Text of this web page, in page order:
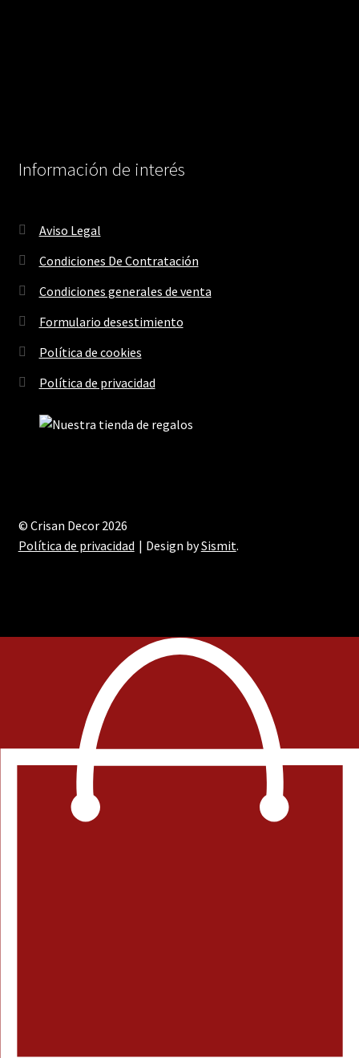
Información de interés
Aviso Legal
Condiciones De Contratación
Condiciones generales de venta
Formulario desestimiento
Política de cookies
Política de privacidad
© Crisan Decor 2026
Política de privacidad
Design bySismit.